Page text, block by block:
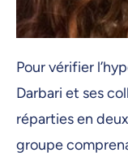
Pour vérifier
Darbari et ses
réparties en
groupe